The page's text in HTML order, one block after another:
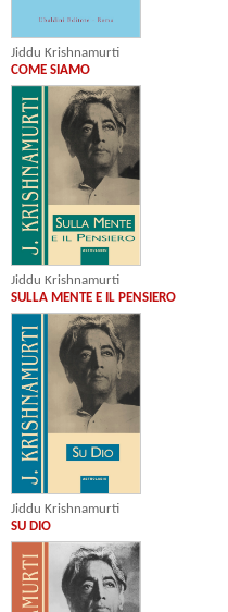
Jiddu Krishnamurti
COME SIAMO
Jiddu Krishnamurti
SULLA MENTE E IL PENSIERO
Jiddu Krishnamurti
SU DIO